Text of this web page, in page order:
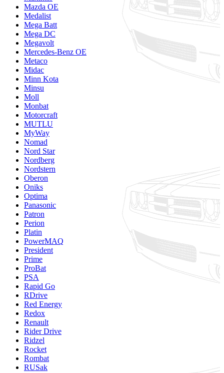
Mazda OE
Medalist
Mega Batt
Mega DC
Megavolt
Mercedes-Benz OE
Metaco
Midac
Minn Kota
Minsu
Moll
Monbat
Motorcraft
MUTLU
MyWay
Nomad
Nord Star
Nordberg
Nordstern
Oberon
Oniks
Optima
Panasonic
Patron
Perion
Platin
PowerMAQ
President
Prime
ProBat
PSA
Rapid Go
RDrive
Red Energy
Redox
Renault
Rider Drive
Ridzel
Rocket
Rombat
RUSak